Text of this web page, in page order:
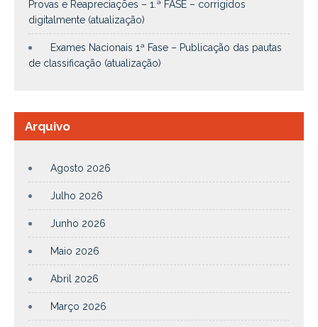
Provas e Reapreciações – 1.ª FASE – corrigidos
digitalmente (atualização)
Exames Nacionais 1ª Fase – Publicação das pautas
de classificação (atualização)
Arquivo
Agosto 2026
Julho 2026
Junho 2026
Maio 2026
Abril 2026
Março 2026